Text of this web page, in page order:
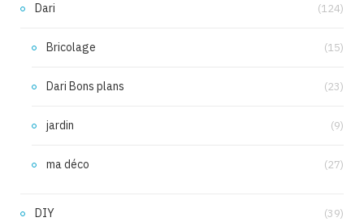
Dari (124)
Bricolage (15)
Dari Bons plans (23)
jardin (9)
ma déco (27)
DIY (39)